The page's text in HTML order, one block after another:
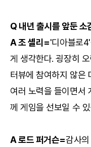
Q 내년 출시를 앞둔 소
A 조 셸리='디아블로
게 생각한다. 굉장히
터뷰에 참여하지 않은
여러 노력을 들이면서
께 게임을 선보일 수
A 로드 퍼거슨=감사